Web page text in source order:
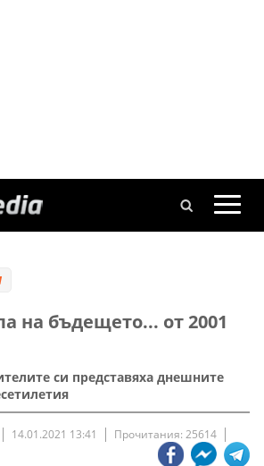
на бъдещето... от 2001
си представяха днешните
14.01.2021 13:41 Прочитания: 25614